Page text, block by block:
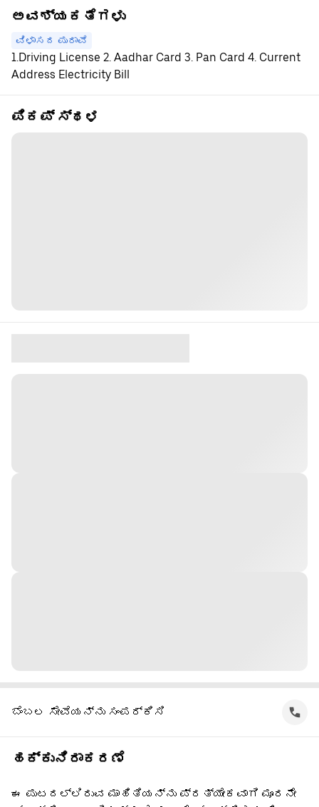
ಅವಶ್ಯಕತೆಗಳು
ವಿಳಾಸದ ಪುರಾವೆ
1.Driving License 2. Aadhar Card 3. Pan Card 4. Current
Address Electricity Bill
ಪಿಕಪ್ ಸ್ಥಳ
ಬೆಂಬಲ ಸೇವೆಯನ್ನು ಸಂಪರ್ಕಿಸಿ
ಹಕ್ಕುನಿರಾಕರಣೆ
ಈ ಪುಟದಲ್ಲಿರುವ ಮಾಹಿತಿಯನ್ನು ಪ್ರತ್ಯೇಕವಾಗಿ ಮೂರನೇ